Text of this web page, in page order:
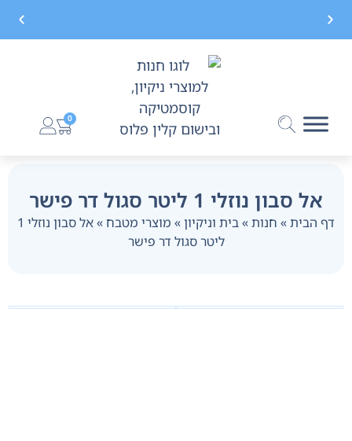
משלוח חינם בקנייה מעל 299 ₪, לא כולל בישום
0
אל סבון נוזלי 1 ליטר סגול דר פישר
דף הבית» חנות»בית וניקיון» מוצרי מטבח»
אל סבון נוזלי 1
ליטר סגול דר פישר